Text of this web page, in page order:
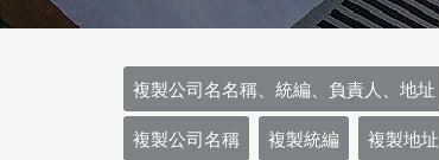
複製公司名名稱、統編、負責人、地址
複製公司名稱 複製統編 複製地址